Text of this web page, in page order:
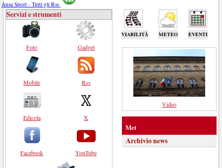
Ansa Sport - Tutti gli Rss
VIABILITÀ METEO EVENTI
Servizi e strumenti
Foto
Mobile
Edicola
Facebook
Gadget
Rss
X
YouTube
Video
Met
Archivio news